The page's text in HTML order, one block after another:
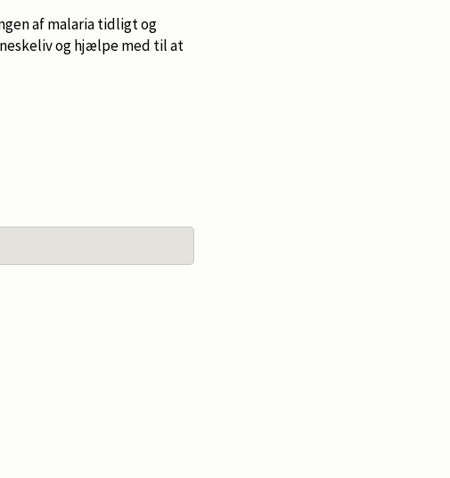
af malaria tidligt og
og hjælpe med til at